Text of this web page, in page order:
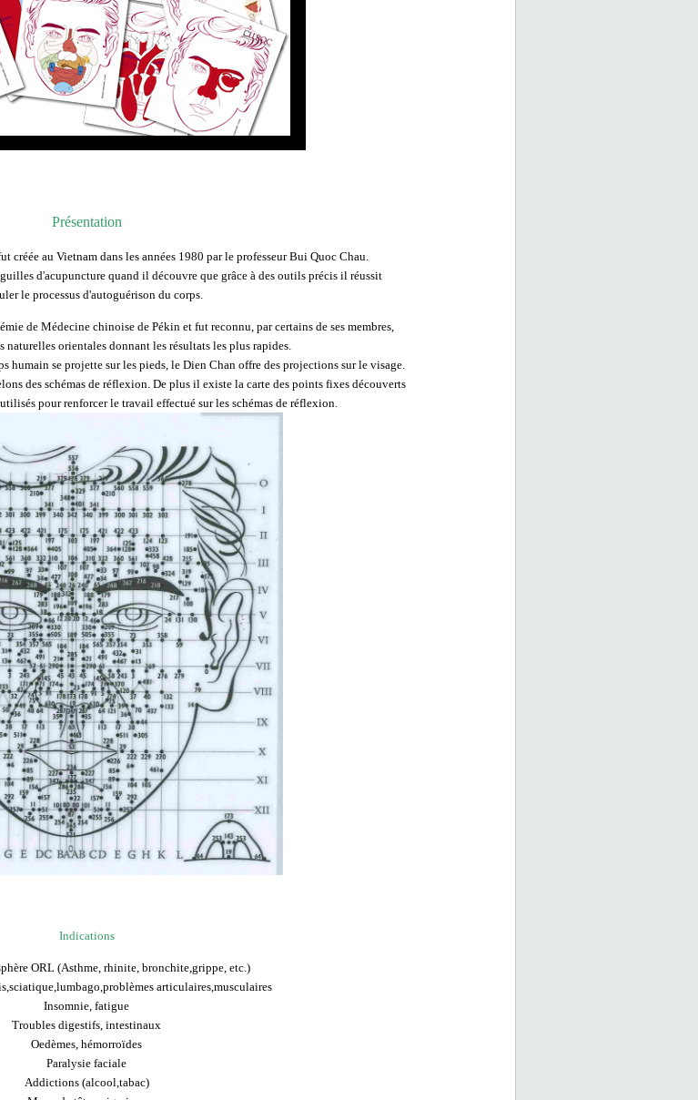
Présentation
au Vietnam dans les années 1980 par le professeur Bui Quoc Chau.
d'acupuncture quand il découvre que grâce à des outils précis il réussit
le processus d'autoguérison du corps.
de Médecine chinoise de Pékin et fut reconnu, par certains de ses membres,
naturelles orientales donnant les résultats les plus rapides.
humain se projette sur les pieds, le Dien Chan offre des projections sur le visage.
des schémas de réflexion. De plus il existe la carte des points fixes découverts
pour renforcer le travail effectué sur les schémas de réflexion.
Indications
ORL (Asthme, rhinite, bronchite,grippe, etc.)
articulaires,musculaires
Insomnie, fatigue
Troubles digestifs, intestinaux
Oedèmes, hémorroïdes
Paralysie faciale
Addictions (alcool,tabac)